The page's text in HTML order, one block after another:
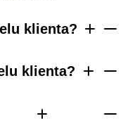
klienta?
klienta?